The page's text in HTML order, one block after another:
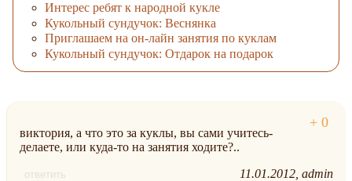
Интерес ребят к народной кукле
Кукольный сундучок: Веснянка
Приглашаем на он-лайн занятия по куклам
Кукольный сундучок: Отдарок на подарок
виктория, а что это за куклы, вы сами учитесь-
делаете, или куда-то на занятия ходите?..
ответить 11.01.2012 admin